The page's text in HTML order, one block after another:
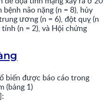
bệnh não nặng (n = 8), hủy
ương (n = 6), đột quỵ (n
(n = 2), và Hội chứng
biến được báo cáo trong
(bảng 1)